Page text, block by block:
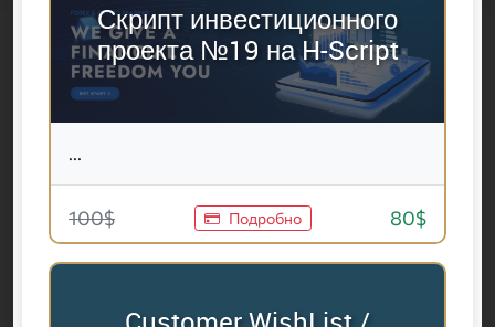
Скрипт инвестиционного
проекта №19 на H-Script
...
100$ Подробно 80$